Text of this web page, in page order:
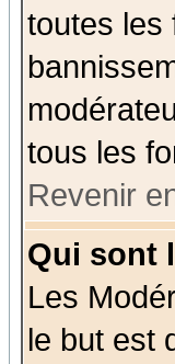
toutes les
tous les
Revenir
Qui sont
Les
le but est